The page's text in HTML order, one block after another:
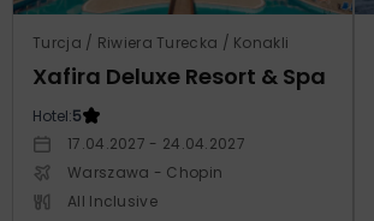
Turcja / Riwiera Turecka / Konakli
Xafira Deluxe Resort & Spa
Hotel:5
17.04.2027 - 24.04.2027
Warszawa - Chopin
All Inclusive